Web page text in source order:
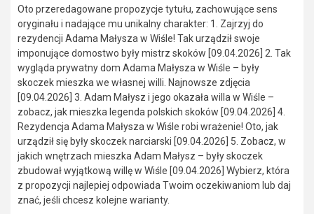
Oto przeredagowane propozycje tytułu, zachowujące sens
oryginału i nadające mu unikalny charakter: 1. Zajrzyj do
rezydencji Adama Małysza w Wiśle! Tak urządził swoje
imponujące domostwo były mistrz skoków [09.04.2026] 2. Tak
wygląda prywatny dom Adama Małysza w Wiśle – były
skoczek mieszka we własnej willi. Najnowsze zdjęcia
[09.04.2026] 3. Adam Małysz i jego okazała willa w Wiśle –
zobacz, jak mieszka legenda polskich skoków [09.04.2026] 4.
Rezydencja Adama Małysza w Wiśle robi wrażenie! Oto, jak
urządził się były skoczek narciarski [09.04.2026] 5. Zobacz, w
jakich wnętrzach mieszka Adam Małysz – były skoczek
zbudował wyjątkową willę w Wiśle [09.04.2026] Wybierz, która
z propozycji najlepiej odpowiada Twoim oczekiwaniom lub daj
znać, jeśli chcesz kolejne warianty.